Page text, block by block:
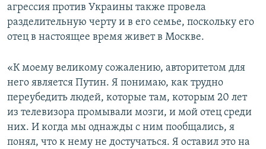
агрессия против Украины также провела
разделительную черту и в его семье, поскольку его
отец в настоящее время живет в Москве.
«К моему великому сожалению, авторитетом для
него является Путин. Я понимаю, как трудно
переубедить людей, которые там, которым 20 лет
из телевизора промывали мозги, и мой отец среди
них. И когда мы однажды с ним пообщались, я
понял, что к нему не достучаться. Я оставил это на